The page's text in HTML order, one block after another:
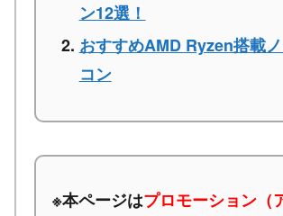
ン12選！
おすすめAMD Ryzen搭載
コン
※本ページはプロモーション（